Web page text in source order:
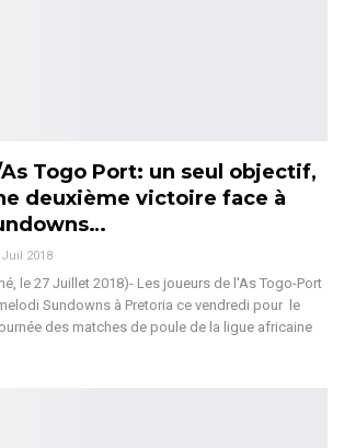
Togo Port: un seul objectif,
deuxième victoire face à
Juil 2018
le 27 Juillet 2018)- Les joueurs de l'As Togo-Port
Sundowns à Pretoria ce vendredi pour le
des matches de poule de la ligue africaine